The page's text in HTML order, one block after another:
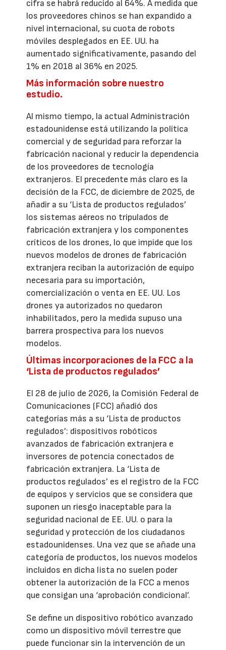
cifra se habrá reducido al 64%. A medida que
los proveedores chinos se han expandido a
nivel internacional, su cuota de robots
móviles desplegados en EE. UU. ha
aumentado significativamente, pasando del
1% en 2018 al 36% en 2025.
Más información sobre nuestro
estudio.
Al mismo tiempo, la actual Administración
estadounidense está utilizando la política
comercial y de seguridad para reforzar la
fabricación nacional y reducir la dependencia
de los proveedores de tecnología
extranjeros. El precedente más claro es la
decisión de la FCC, de diciembre de 2025, de
añadir a su ‘Lista de productos regulados’
los sistemas aéreos no tripulados de
fabricación extranjera y los componentes
críticos de los drones, lo que impide que los
nuevos modelos de drones de fabricación
extranjera reciban la autorización de equipo
necesaria para su importación,
comercialización o venta en EE. UU. Los
drones ya autorizados no quedaron
inhabilitados, pero la medida supuso una
barrera prospectiva para los nuevos
modelos.
Últimas incorporaciones de la FCC a la
‘Lista de productos regulados’
El 28 de julio de 2026, la Comisión Federal de
Comunicaciones (FCC) añadió dos
categorías más a su ‘Lista de productos
regulados’: dispositivos robóticos
avanzados de fabricación extranjera e
inversores de potencia conectados de
fabricación extranjera. La ‘Lista de
productos regulados’ es el registro de la FCC
de equipos y servicios que se considera que
suponen un riesgo inaceptable para la
seguridad nacional de EE. UU. o para la
seguridad y protección de los ciudadanos
estadounidenses. Una vez que se añade una
categoría de productos, los nuevos modelos
incluidos en dicha lista no suelen poder
obtener la autorización de la FCC a menos
que consigan una ‘aprobación condicional’.
Se define un dispositivo robótico avanzado
como un dispositivo móvil terrestre que
puede funcionar sin la intervención de un